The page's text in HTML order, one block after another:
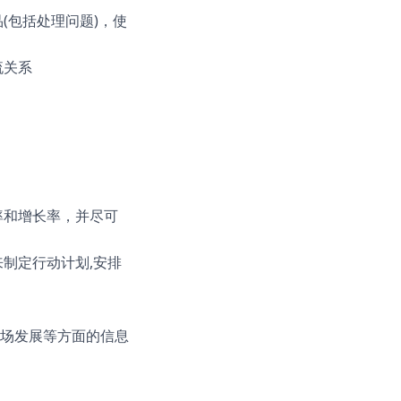
包括处理问题)，使
系
增长率，并尽可
定行动计划,安排
发展等方面的信息